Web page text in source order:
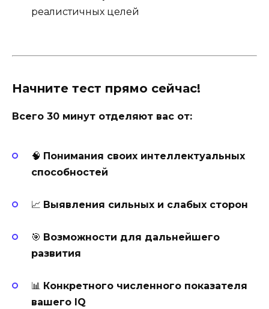
реалистичных целей
Начните тест прямо сейчас!
Всего 30 минут отделяют вас от:
🧠 Понимания своих интеллектуальных
способностей
📈 Выявления сильных и слабых сторон
🎯 Возможности для дальнейшего
развития
📊 Конкретного численного показателя
вашего IQ